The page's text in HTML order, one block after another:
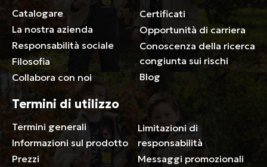
Catalogare
La nostra azienda
Responsabilità sociale
Filosofia
Collabora con noi
Certificati
Opportunità di carriera
Conoscenza della ricerca
congiunta sui rischi
Blog
Termini di utilizzo
Termini generali
Informazioni sul prodotto
Prezzi
Limitazioni di
responsabilità
Messaggi promozionali